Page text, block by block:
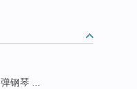
钢琴 ...